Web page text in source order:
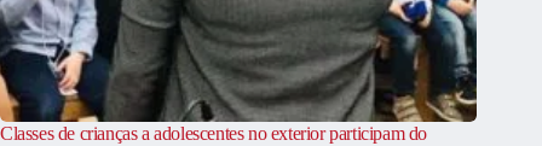
Classes de crianças a adolescentes no exterior participam do